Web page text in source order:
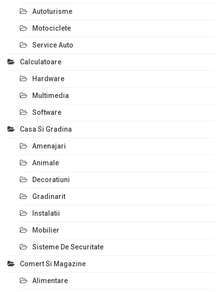
Autoturisme
Motociclete
Service Auto
Calculatoare
Hardware
Multimedia
Software
Casa Si Gradina
Amenajari
Animale
Decoratiuni
Gradinarit
Instalatii
Mobilier
Sisteme De Securitate
Comert Si Magazine
Alimentare